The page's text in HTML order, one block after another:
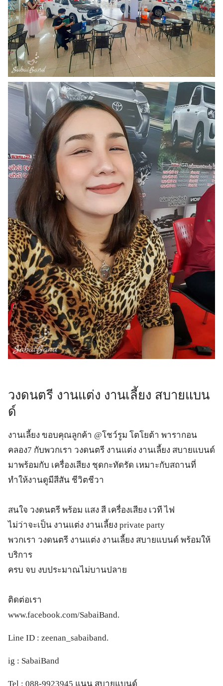
วงดนตรี งานแต่ง งานเลี้ยง สบายแบน
ด์
งานเลี้ยง ขอบคุณลูกค้า @โชว์รูม โตโยต้า พารากอน
คลอง7 กับพวกเรา วงดนตรี งานแต่ง งานเลี้ยง สบายแบนด์
มาพร้อมกับ เครื่องเสียง ชุดกะทัดรัด เหมาะกับสถานที่
ทำให้งานดูมีสีสัน ชีวิตชีวา
สนใจ วงดนตรี พร้อม แสง สี เครื่องเสียง เวที ไฟ
ไม่ว่าจะเป็น งานแต่ง งานเลี้ยง private party
พวกเรา วงดนตรี งานแต่ง งานเลี้ยง สบายแบนด์ พร้อมให้
บริการ
ครบ จบ งบประมาณไม่บานปลาย
ติดต่อเรา
www.facebook.com/SabaiBand.
Line ID : zeenan_sabaiband.
ig : SabaiBand
Tel : 088-9923945 แนน สบายแบนด์